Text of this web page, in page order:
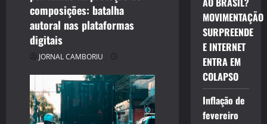
composições: batalha
autoral nas plataformas
digitais
JORNAL CAMBORIU
MOVIMENTAÇÃO
SURPREENDE
E INTERNET
ENTRA EM
COLAPSO
Inflação de
fevereiro